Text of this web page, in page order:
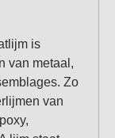
is
van metaal,
Zo
van